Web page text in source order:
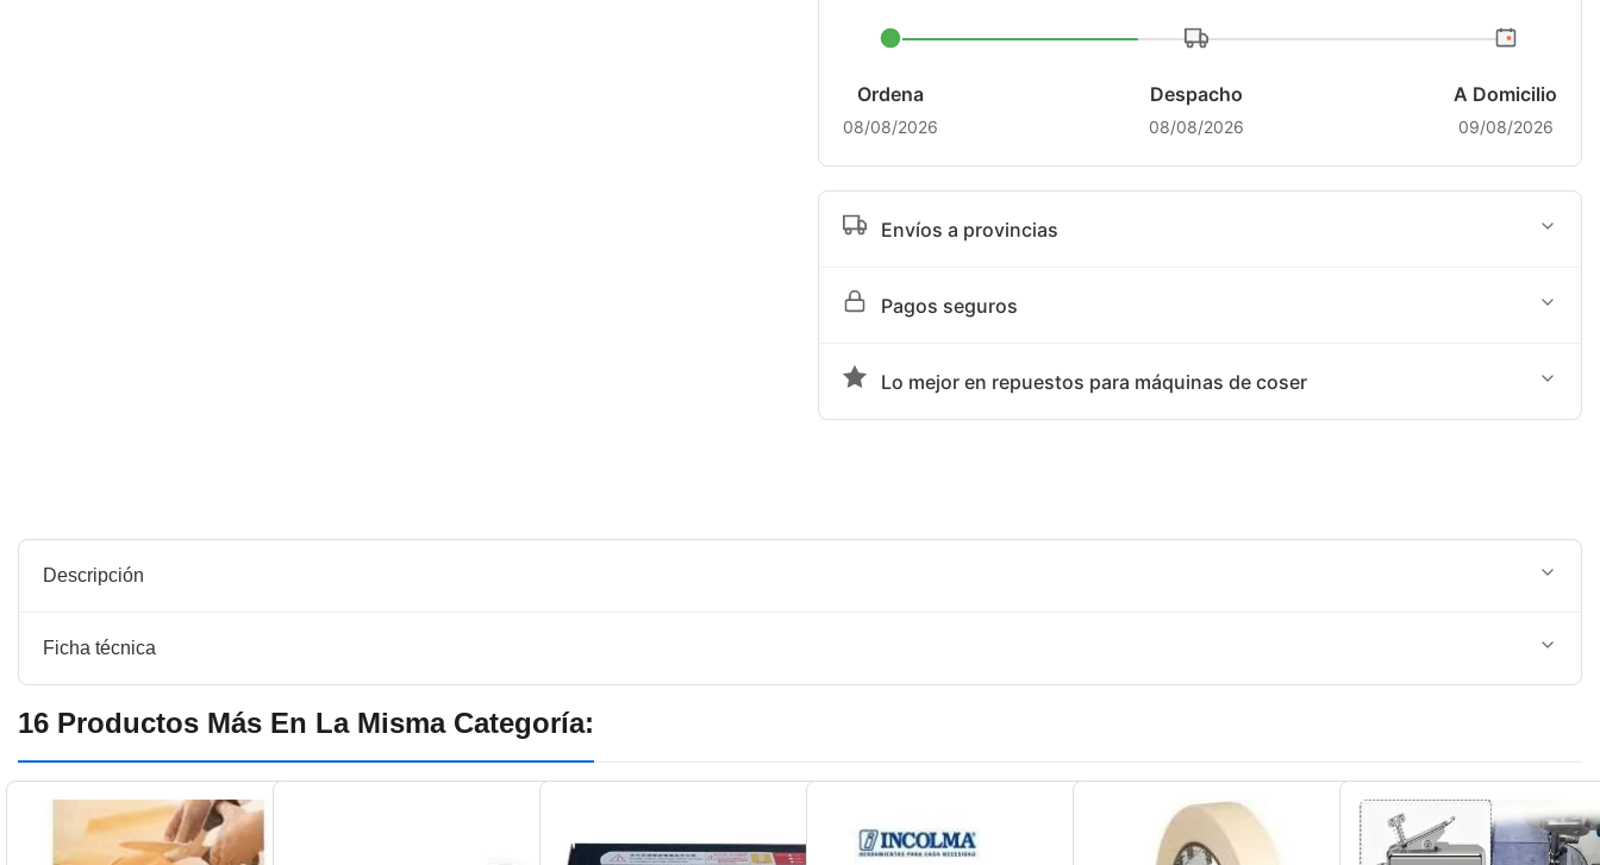
Ordena
08/08/2026
Despacho
08/08/2026
A Domicilio
09/08/2026
Envíos a provincias
Pagos seguros
Lo mejor en repuestos para máquinas de coser
Descripción
Ficha técnica
MARCA:: DYNO
16 Productos Más En La Misma Categoría: